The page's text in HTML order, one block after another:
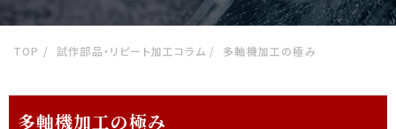
TOP 試作部品・リピート加工コラム 多軸機加工の極み
多軸機加工の極み